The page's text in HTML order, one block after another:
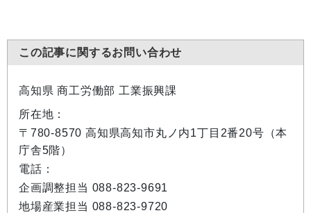
この記事に関するお問い合わせ
高知県 商工労働部 工業振興課
所在地：
〒780-8570 高知県高知市丸ノ内1丁目2番20号（本
庁舎5階）
電話：
企画調整担当 088-823-9691
地場産業担当 088-823-9720